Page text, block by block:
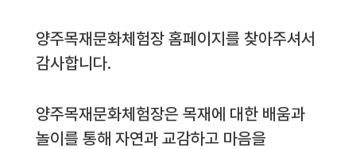
양주목재문화체험장 홈페이지를 찾아주셔서
감사합니다.
양주목재문화체험장은 목재에 대한 배움과
놀이를 통해 자연과 교감하고 마음을